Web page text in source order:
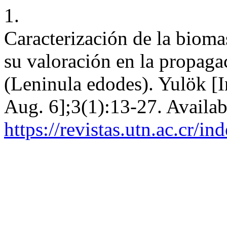
1.
Caracterización de la
su valoración en la
(Leninula edodes). Yulök
Aug. 6];3(1):13-27.
https://revistas.utn.ac.cr/